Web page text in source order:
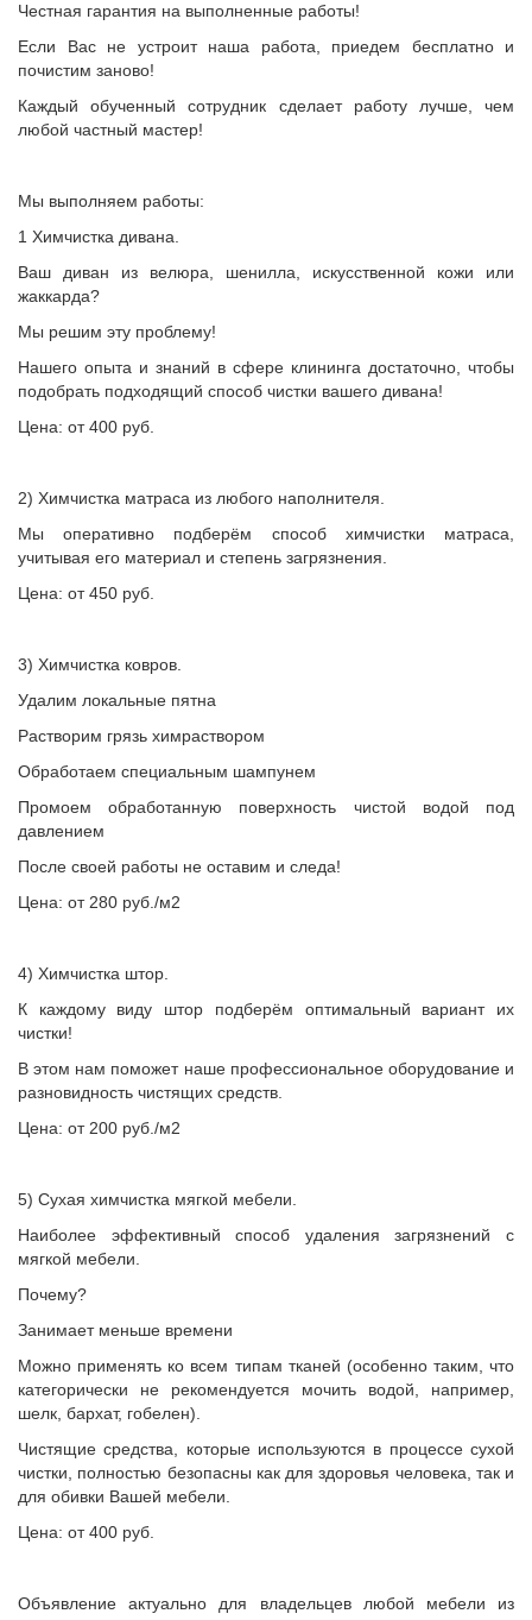
Честная гарантия на выполненные работы!
Если Вас не устроит наша работа, приедем бесплатно и
почистим заново!
Каждый обученный сотрудник сделает работу лучше, чем
любой частный мастер!
Мы выполняем работы:
1 Химчистка дивана.
Ваш диван из велюра, шенилла, искусственной кожи или
жаккарда?
Мы решим эту проблему!
Нашего опыта и знаний в сфере клининга достаточно, чтобы
подобрать подходящий способ чистки вашего дивана!
Цена: от 400 руб.
2) Химчистка матраса из любого наполнителя.
Мы оперативно подберём способ химчистки матраса,
учитывая его материал и степень загрязнения.
Цена: от 450 руб.
3) Химчистка ковров.
Удалим локальные пятна
Растворим грязь химраствором
Обработаем специальным шампунем
Промоем обработанную поверхность чистой водой под
давлением
После своей работы не оставим и следа!
Цена: от 280 руб./м2
4) Химчистка штор.
К каждому виду штор подберём оптимальный вариант их
чистки!
В этом нам поможет наше профессиональное оборудование и
разновидность чистящих средств.
Цена: от 200 руб./м2
5) Сухая химчистка мягкой мебели.
Наиболее эффективный способ удаления загрязнений с
мягкой мебели.
Почему?
Занимает меньше времени
Можно применять ко всем типам тканей (особенно таким, что
категорически не рекомендуется мочить водой, например,
шелк, бархат, гобелен).
Чистящие средства, которые используются в процессе сухой
чистки, полностью безопасны как для здоровья человека, так и
для обивки Вашей мебели.
Цена: от 400 руб.
Объявление актуально для владельцев любой мебели из